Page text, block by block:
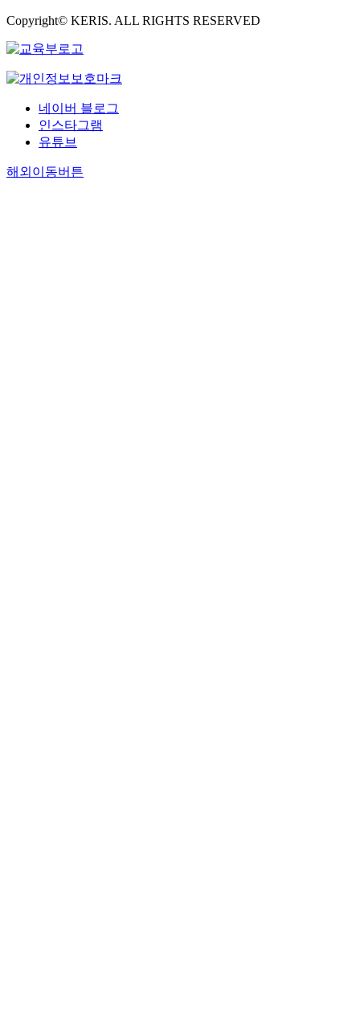
Copyright© KERIS. ALL RIGHTS RESERVED
네이버 블로그
인스타그램
유튜브
해외이동버튼